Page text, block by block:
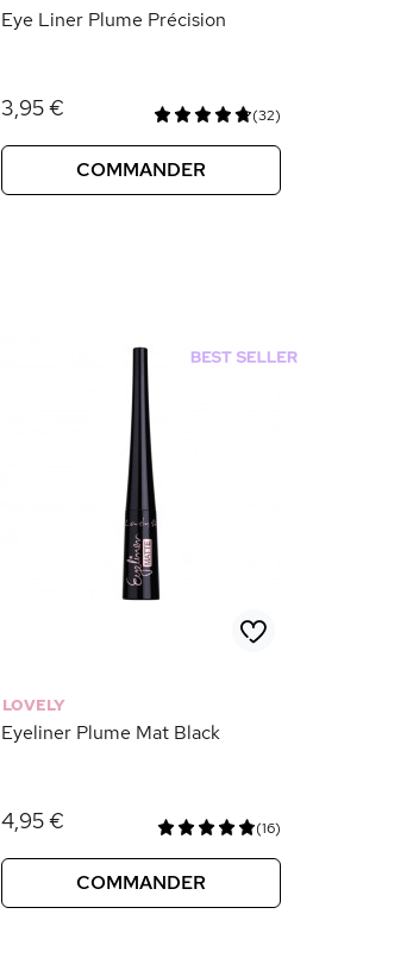
Eye Liner Plume Précision
3,95 € (32)
COMMANDER
LOVELY
Eyeliner Plume Mat Black
4,95 € (16)
COMMANDER